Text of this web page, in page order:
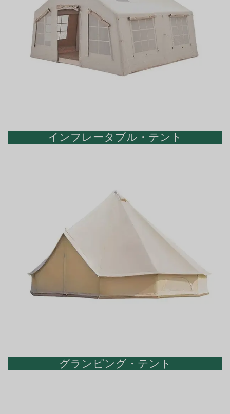
インフレータブル・テント
グランピング・テント